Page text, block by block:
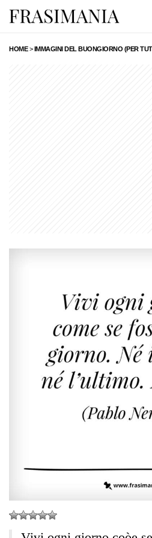
HOME>IMMAGINI DEL BUONGIORNO (PER